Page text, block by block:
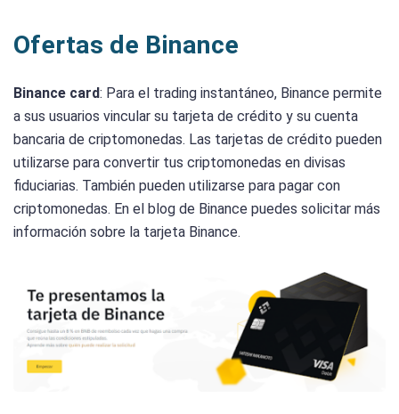
Ofertas de Binance
Binance card: Para el trading instantáneo, Binance permite
a sus usuarios vincular su tarjeta de crédito y su cuenta
bancaria de criptomonedas. Las tarjetas de crédito pueden
utilizarse para convertir tus criptomonedas en divisas
fiduciarias. También pueden utilizarse para pagar con
criptomonedas. En el blog de Binance puedes solicitar más
información sobre la tarjeta Binance.